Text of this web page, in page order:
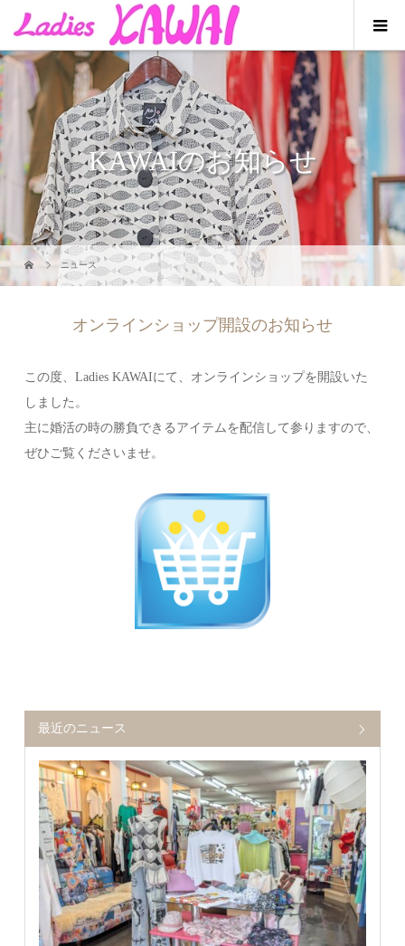
KAWAIのお知らせ
ニュース
オンラインショップ開設のお知らせ
この度、Ladies KAWAIにて、オンラインショップを開設いた
しました。
主に婚活の時の勝負できるアイテムを配信して参りますので、
ぜひご覧くださいませ。
最近のニュース